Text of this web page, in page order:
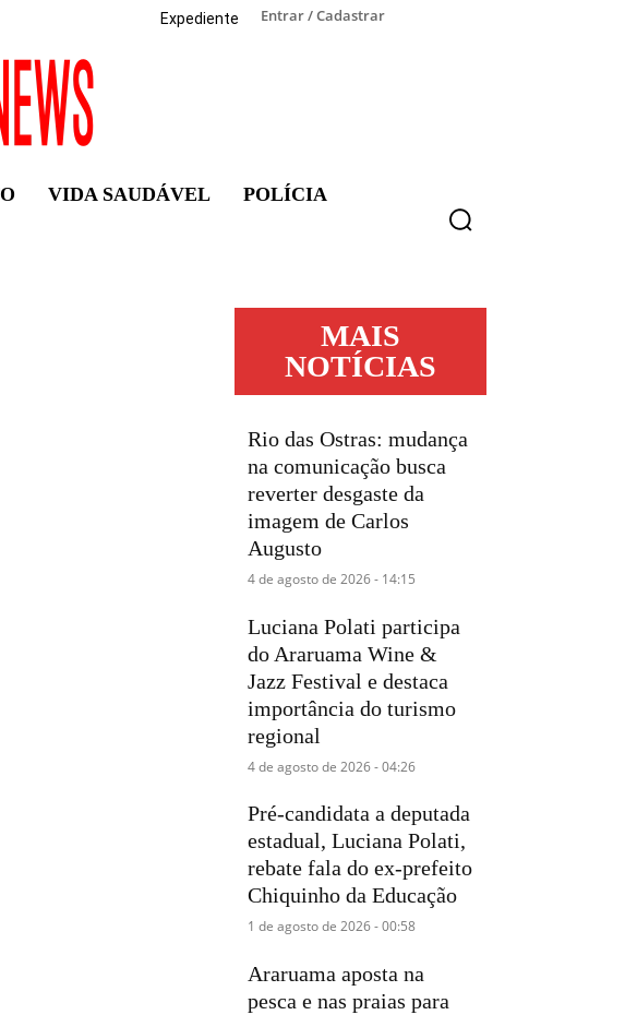
Entrar / Cadastrar
Expediente
VIDA SAUDÁVEL POLÍCIA
MAIS
NOTÍCIAS
Rio das Ostras: mudança
na comunicação busca
reverter desgaste da
imagem de Carlos
Augusto
4 de agosto de 2026 - 14:15
Luciana Polati participa
do Araruama Wine &
Jazz Festival e destaca
importância do turismo
regional
4 de agosto de 2026 - 04:26
Pré-candidata a deputada
estadual, Luciana Polati,
rebate fala do ex-prefeito
Chiquinho da Educação
1 de agosto de 2026 - 00:58
Araruama aposta na
pesca e nas praias para